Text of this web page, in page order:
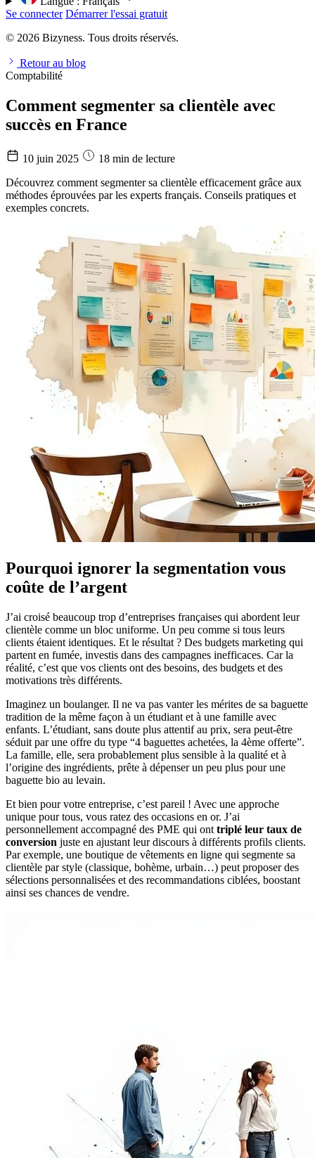
Se connecter Démarrer l'essai gratuit
© 2026 Bizyness. Tous droits réservés.
Retour au blog
Comptabilité
Comment segmenter sa clientèle avec
succès en France
10 juin 2025
18 min de lecture
Découvrez comment segmenter sa clientèle efficacement grâce aux
méthodes éprouvées par les experts français. Conseils pratiques et
exemples concrets.
Pourquoi ignorer la segmentation vous
coûte de l’argent
J’ai croisé beaucoup trop d’entreprises françaises qui abordent leur
clientèle comme un bloc uniforme. Un peu comme si tous leurs
clients étaient identiques. Et le résultat ? Des budgets marketing qui
partent en fumée, investis dans des campagnes inefficaces. Car la
réalité, c’est que vos clients ont des besoins, des budgets et des
motivations très différents.
Imaginez un boulanger. Il ne va pas vanter les mérites de sa baguette
tradition de la même façon à un étudiant et à une famille avec
enfants. L’étudiant, sans doute plus attentif au prix, sera peut-être
séduit par une offre du type “4 baguettes achetées, la 4ème offerte”.
La famille, elle, sera probablement plus sensible à la qualité et à
l’origine des ingrédients, prête à dépenser un peu plus pour une
baguette bio au levain.
Et bien pour votre entreprise, c’est pareil ! Avec une approche
unique pour tous, vous ratez des occasions en or. J’ai
personnellement accompagné des PME qui ont triplé leur taux de
conversion juste en ajustant leur discours à différents profils clients.
Par exemple, une boutique de vêtements en ligne qui segmente sa
clientèle par style (classique, bohème, urbain…) peut proposer des
sélections personnalisées et des recommandations ciblées, boostant
ainsi ses chances de vendre.